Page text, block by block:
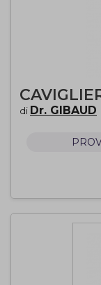
di Dr. GIBAUD